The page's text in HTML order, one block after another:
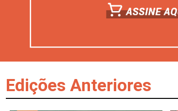
Edições Anteriores